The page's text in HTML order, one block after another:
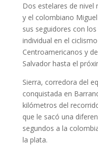
Dos estelares de nivel
y el colombiano
sus seguidores con
individual en el
Centroamericanos y
Salvador hasta el
Sierra, corredora del
conquistada en
kilómetros del
que le sacó una
segundos a la
la plata.